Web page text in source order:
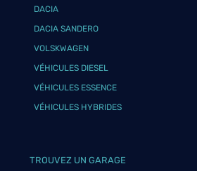
DACIA
DACIA SANDERO
VOLSKWAGEN
VÉHICULES DIESEL
VÉHICULES ESSENCE
VÉHICULES HYBRIDES
TROUVEZ UN GARAGE